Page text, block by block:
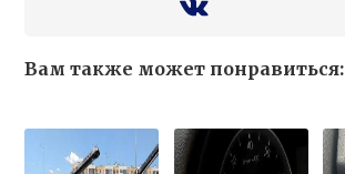
Вам также может понравиться: